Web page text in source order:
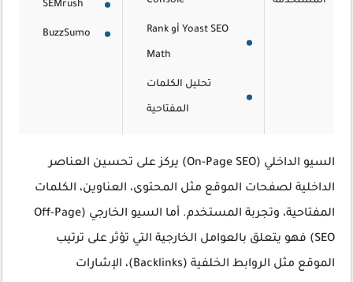
Yoast SEO أو Rank
Math
تحليل الكلمات
المفتاحية
SEMrush
BuzzSumo
السيو الداخلي (On-Page SEO) يركز على تحسين العناصر
الداخلية لصفحات الموقع مثل المحتوى، العناوين، الكلمات
المفتاحية، وتجربة المستخدم. أما السيو الخارجي (Off-Page
SEO) فهو يتعلق بالعوامل الخارجية التي تؤثر على ترتيب
الموقع مثل الروابط الخلفية (Backlinks)، الإشارات